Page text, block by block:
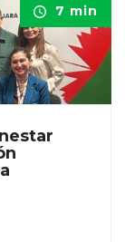
7 min